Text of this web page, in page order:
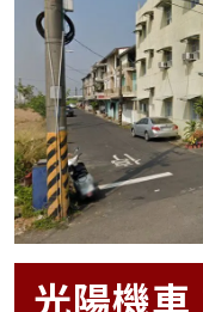
光陽機